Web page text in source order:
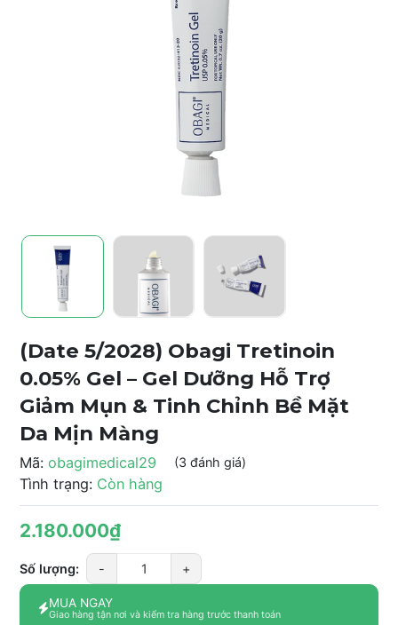
(Date 5/2028) Obagi Tretinoin
0.05% Gel – Gel Dưỡng Hỗ Trợ
Giảm Mụn & Tinh Chỉnh Bề Mặt
Da Mịn Màng
Mã: obagimedical29 (3 đánh giá)
Tình trạng: Còn hàng
2.180.000₫
Số lượng: - +
MUA NGAY
Giao hàng tận nơi và kiểm tra hàng trước thanh toán